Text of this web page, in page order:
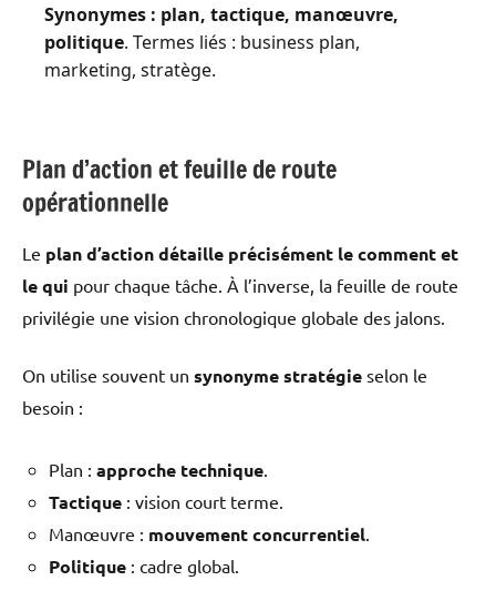
Synonymes : plan, tactique, manœuvre,
politique. Termes liés : business plan,
marketing, stratège.
Plan d’action et feuille de route
opérationnelle
Le plan d’action détaille précisément le comment et
le qui pour chaque tâche. À l’inverse, la feuille de route
privilégie une vision chronologique globale des jalons.
On utilise souvent un synonyme stratégie selon le
besoin :
Plan : approche technique.
Tactique : vision court terme.
Manœuvre : mouvement concurrentiel.
Politique : cadre global.